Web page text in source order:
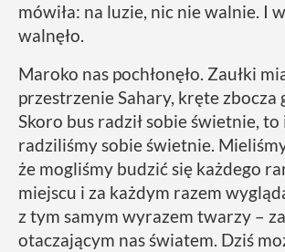
mówiła: na luzie, nic nie walnie. I
walnęło.
Maroko nas pochłonęło. Zaułki
przestrzenie Sahary, kręte zbocza
Skoro bus radził sobie świetnie, to
radziliśmy sobie świetnie.
że mogliśmy budzić się każdego
miejscu i za każdym razem
z tym samym wyrazem twarzy –
otaczającym nas światem. Dziś